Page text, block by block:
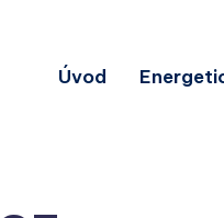
Úvod